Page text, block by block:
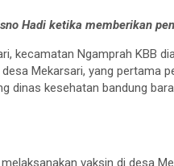
Hadi ketika memberikan
kecamatan Ngamprah KBB
Mekarsari, yang pertama
dinas kesehatan bandung
vaksin di desa